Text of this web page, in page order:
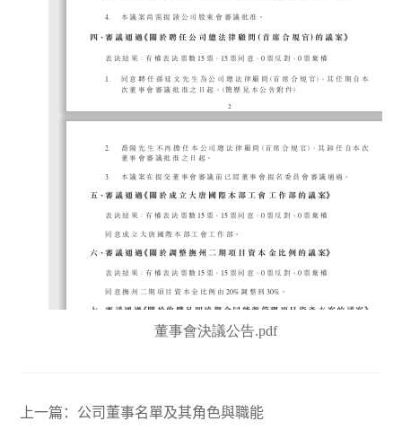
董事會決議公告.pdf
上一篇： 公司董事名單及其角色與職能